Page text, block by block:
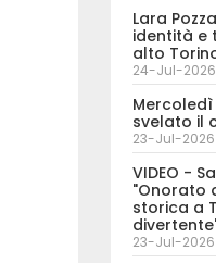
Lara
identità e
alto
24-Jul-
Mercoledì
svelato il
23-Jul-2026
VIDEO -
"Onorato
storica a
23-Jul-2026